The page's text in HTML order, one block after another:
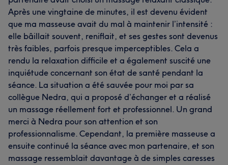
Après une vingtaine de minutes, il est devenu évident
que ma masseuse avait du mal à maintenir l’intensité :
elle bâillait souvent, reniflait, et ses gestes sont devenus
très faibles, parfois presque imperceptibles. Cela a
rendu la relaxation difficile et a également suscité une
inquiétude concernant son état de santé pendant la
séance. La situation a été sauvée pour moi par sa
collègue Nedra, qui a proposé d’échanger et a réalisé
un massage réellement fort et professionnel. Un grand
merci à Nedra pour son attention et son
professionnalisme. Cependant, la première masseuse a
ensuite continué la séance avec mon partenaire, et son
massage ressemblait davantage à de simples caresses